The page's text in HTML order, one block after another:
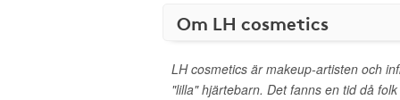
Om LH cosmetics
LH cosmetics är makeup-artisten och
"lilla" hjärtebarn. Det fanns en tid då